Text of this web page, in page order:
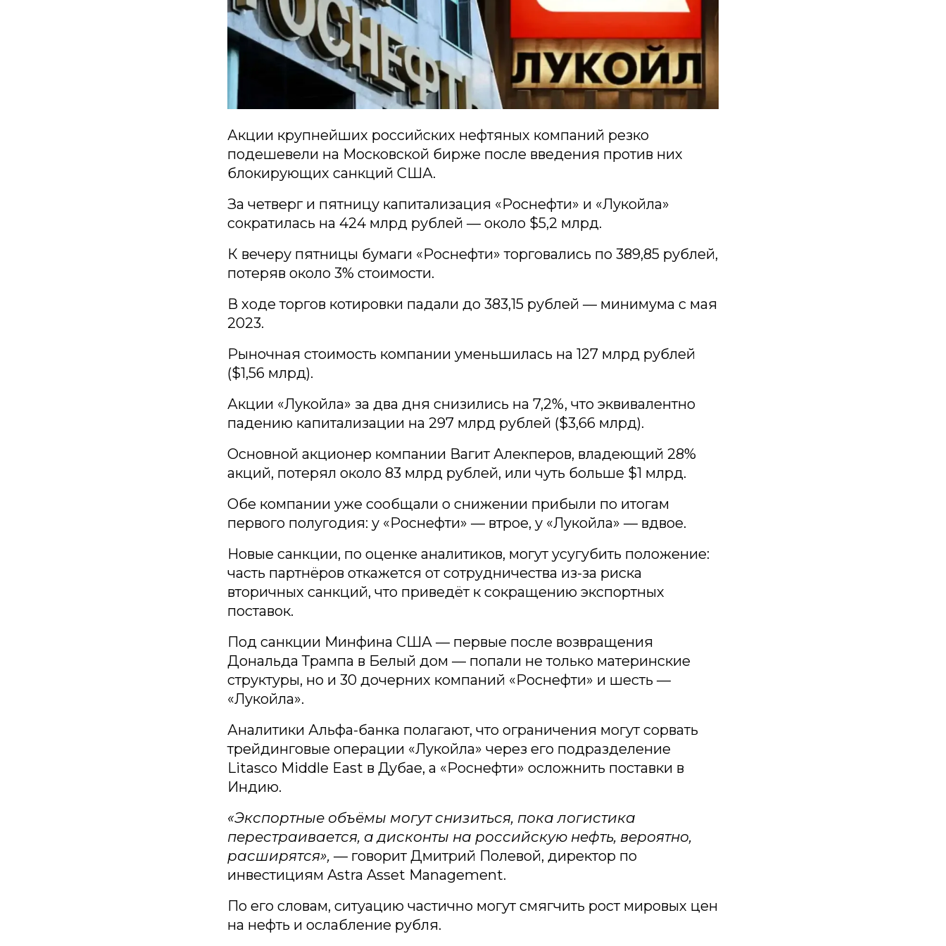
Акции крупнейших российских нефтяных компаний резко
подешевели на Московской бирже после введения против них
блокирующих санкций США.
За четверг и пятницу капитализация «Роснефти» и «Лукойла»
сократилась на 424 млрд рублей — около $5,2 млрд.
К вечеру пятницы бумаги «Роснефти» торговались по 389,85 рублей,
потеряв около 3% стоимости.
В ходе торгов котировки падали до 383,15 рублей — минимума с мая
2023.
Рыночная стоимость компании уменьшилась на 127 млрд рублей
($1,56 млрд).
Акции «Лукойла» за два дня снизились на 7,2%, что эквивалентно
падению капитализации на 297 млрд рублей ($3,66 млрд).
Основной акционер компании Вагит Алекперов, владеющий 28%
акций, потерял около 83 млрд рублей, или чуть больше $1 млрд.
Обе компании уже сообщали о снижении прибыли по итогам
первого полугодия: у «Роснефти» — втрое, у «Лукойла» — вдвое.
Новые санкции, по оценке аналитиков, могут усугубить положение:
часть партнёров откажется от сотрудничества из-за риска
вторичных санкций, что приведёт к сокращению экспортных
поставок.
Под санкции Минфина США — первые после возвращения
Дональда Трампа в Белый дом — попали не только материнские
структуры, но и 30 дочерних компаний «Роснефти» и шесть —
«Лукойла».
Аналитики Альфа-банка полагают, что ограничения могут сорвать
трейдинговые операции «Лукойла» через его подразделение
Litasco Middle East в Дубае, а «Роснефти» осложнить поставки в
Индию.
«Экспортные объёмы могут снизиться, пока логистика
перестраивается, а дисконты на российскую нефть, вероятно,
расширятся», — говорит Дмитрий Полевой, директор по
инвестициям Astra Asset Management.
По его словам, ситуацию частично могут смягчить рост мировых цен
на нефть и ослабление рубля.